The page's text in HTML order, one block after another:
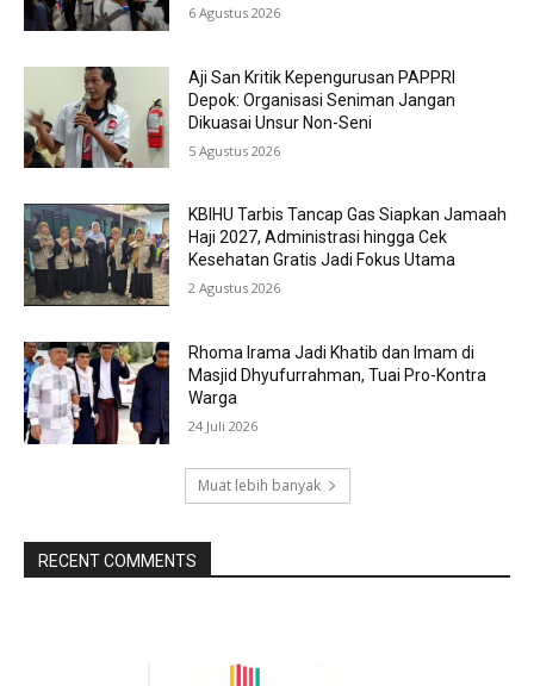
6 Agustus 2026
Aji San Kritik Kepengurusan PAPPRI
Depok: Organisasi Seniman Jangan
Dikuasai Unsur Non-Seni
5 Agustus 2026
KBIHU Tarbis Tancap Gas Siapkan Jamaah
Haji 2027, Administrasi hingga Cek
Kesehatan Gratis Jadi Fokus Utama
2 Agustus 2026
Rhoma Irama Jadi Khatib dan Imam di
Masjid Dhyufurrahman, Tuai Pro-Kontra
Warga
24 Juli 2026
Muat lebih banyak
RECENT COMMENTS